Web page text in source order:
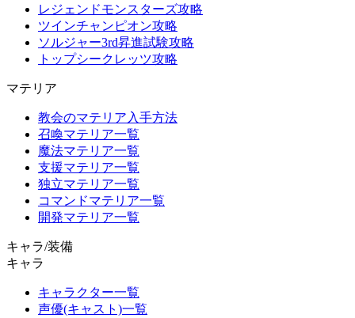
レジェンドモンスターズ攻略
ツインチャンピオン攻略
ソルジャー3rd昇進試験攻略
トップシークレッツ攻略
マテリア
教会のマテリア入手方法
召喚マテリア一覧
魔法マテリア一覧
支援マテリア一覧
独立マテリア一覧
コマンドマテリア一覧
開発マテリア一覧
キャラ/装備
キャラ
キャラクター一覧
声優(キャスト)一覧